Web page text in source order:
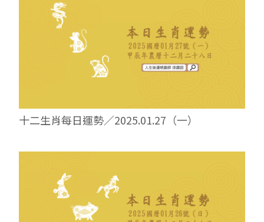
十二生肖每日運勢／2025.01.27（一）